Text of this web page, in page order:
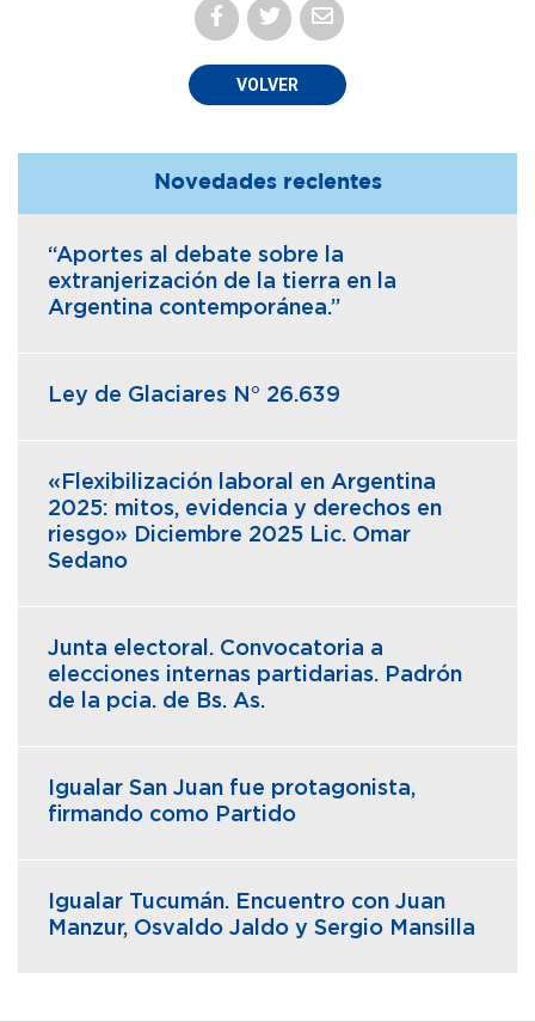
VOLVER
Novedades recientes
“Aportes al debate sobre la
extranjerización de la tierra en la
Argentina contemporánea.”
Ley de Glaciares N° 26.639
«Flexibilización laboral en Argentina
2025: mitos, evidencia y derechos en
riesgo» Diciembre 2025 Lic. Omar
Sedano
Junta electoral. Convocatoria a
elecciones internas partidarias. Padrón
de la pcia. de Bs. As.
Igualar San Juan fue protagonista,
firmando como Partido
Igualar Tucumán. Encuentro con Juan
Manzur, Osvaldo Jaldo y Sergio Mansilla